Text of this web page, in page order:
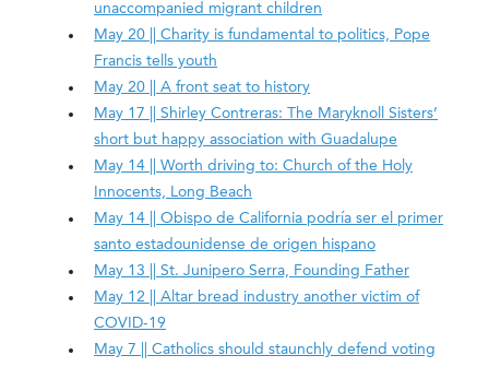
unaccompanied migrant children
May 20 || Charity is fundamental to politics, Pope
Francis tells youth
May 20 || A front seat to history
May 17 || Shirley Contreras: The Maryknoll Sisters’
short but happy association with Guadalupe
May 14 || Worth driving to: Church of the Holy
Innocents, Long Beach
May 14 || Obispo de California podría ser el primer
santo estadounidense de origen hispano
May 13 || St. Junipero Serra, Founding Father
May 12 || Altar bread industry another victim of
COVID-19
May 7 || Catholics should staunchly defend voting